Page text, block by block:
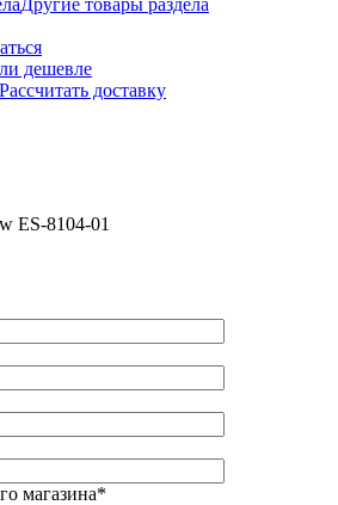
дешевле
Рассчитать доставку
ES-8104-01
магазина*